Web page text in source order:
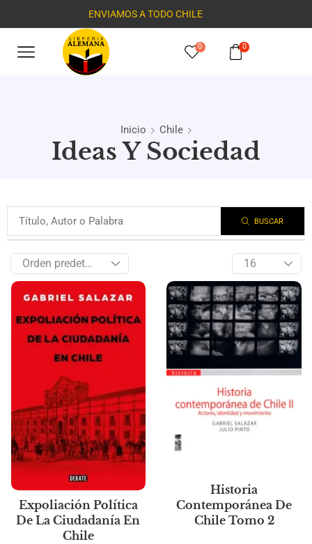
ENVIAMOS A TODO CHILE
0 0
Inicio Chile
Ideas Y Sociedad
BUSCAR
Expoliación Política
De La Ciudadanía En
Chile
Historia
Contemporánea De
Chile Tomo 2